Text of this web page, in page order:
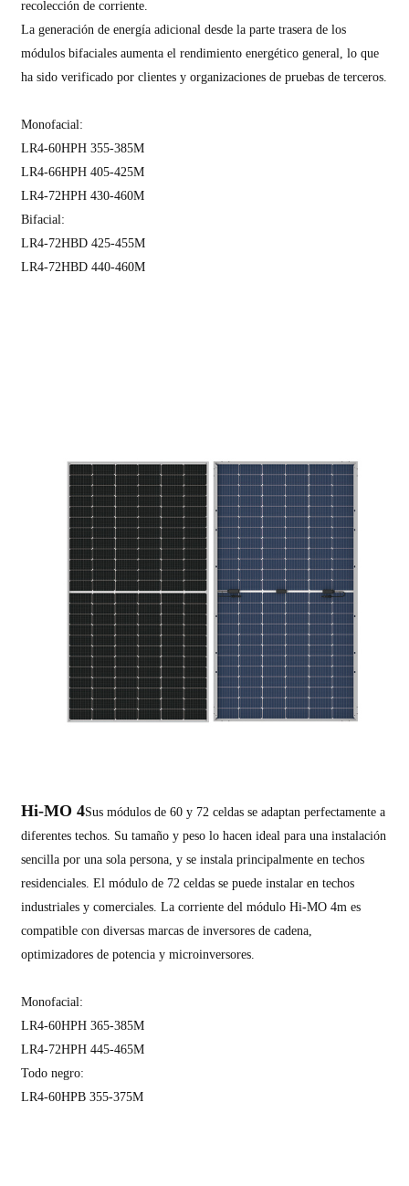
recolección de corriente.
La generación de energía adicional desde la parte trasera de los
módulos bifaciales aumenta el rendimiento energético general, lo que
ha sido verificado por clientes y organizaciones de pruebas de terceros.
Monofacial:
LR4-60HPH 355-385M
LR4-66HPH 405-425M
LR4-72HPH 430-460M
Bifacial:
LR4-72HBD 425-455M
LR4-72HBD 440-460M
Hi-MO 4Sus módulos de 60 y 72 celdas se adaptan perfectamente a
diferentes techos. Su tamaño y peso lo hacen ideal para una instalación
sencilla por una sola persona, y se instala principalmente en techos
residenciales. El módulo de 72 celdas se puede instalar en techos
industriales y comerciales. La corriente del módulo Hi-MO 4m es
compatible con diversas marcas de inversores de cadena,
optimizadores de potencia y microinversores.
Monofacial:
LR4-60HPH 365-385M
LR4-72HPH 445-465M
Todo negro:
LR4-60HPB 355-375M